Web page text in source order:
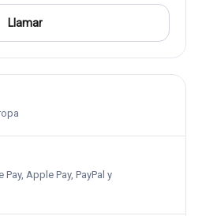
Llamar
Apple Pay, PayPal y